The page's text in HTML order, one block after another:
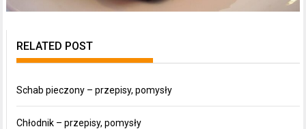
RELATED POST
Schab pieczony – przepisy, pomysły
Chłodnik – przepisy, pomysły